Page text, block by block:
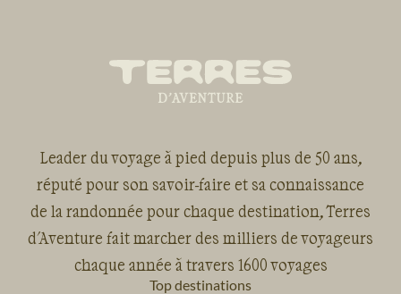
Leader du voyage à pied depuis plus de 50 ans,
réputé pour son savoir-faire et sa connaissance
de la randonnée pour chaque destination, Terres
d'Aventure fait marcher des milliers de voyageurs
chaque année à travers 1600 voyages
Top destinations